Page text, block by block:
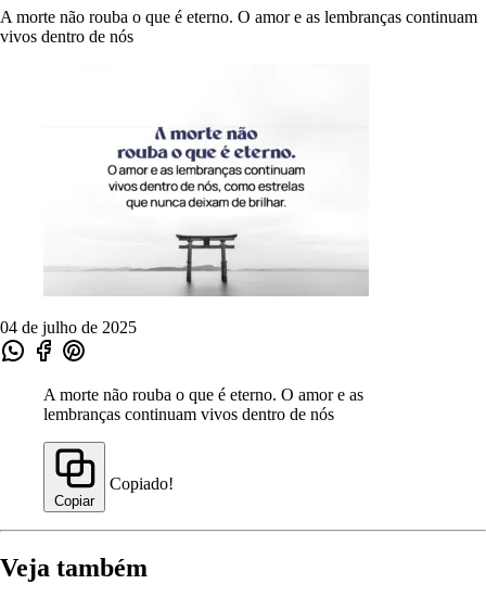
A morte não rouba o que é eterno. O amor e as lembranças continuam
vivos dentro de nós
04 de julho de 2025
A morte não rouba o que é eterno. O amor e as
lembranças continuam vivos dentro de nós
Copiar
Copiado!
Veja também